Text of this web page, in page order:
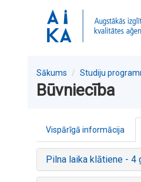
Sākums Studiju
Būvniecība
Vispārīgā informācija
Pilna laika klātiene - 4